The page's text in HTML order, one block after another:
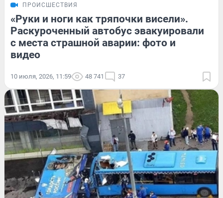
ПРОИСШЕСТВИЯ
«Руки и ноги как тряпочки висели».
Раскуроченный автобус эвакуировали
с места страшной аварии: фото и
видео
10 июля, 2026, 11:59 48 741 37